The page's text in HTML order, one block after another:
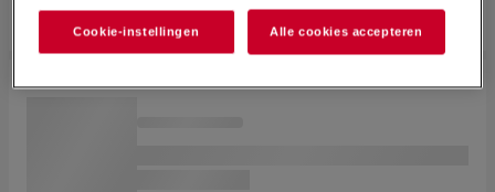
Cookie-instellingen Alle cookies accepteren